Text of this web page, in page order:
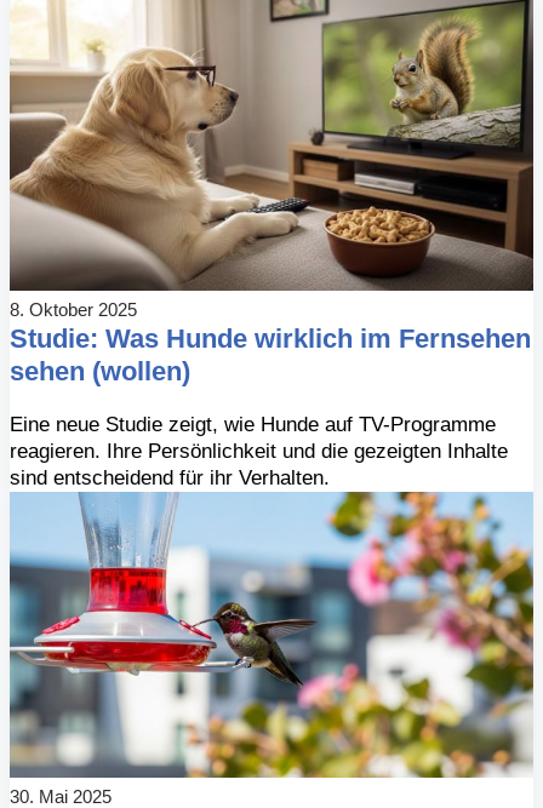
8. Oktober 2025
Studie: Was Hunde wirklich im Fernsehen
sehen (wollen)
Eine neue Studie zeigt, wie Hunde auf TV-Programme
reagieren. Ihre Persönlichkeit und die gezeigten Inhalte
sind entscheidend für ihr Verhalten.
30. Mai 2025